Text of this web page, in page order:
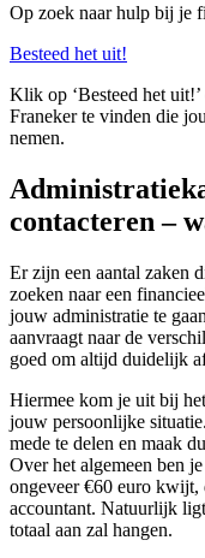
Op zoek naar hulp bij je
Besteed het uit!
Klik op ‘Besteed het
Franeker te vinden die
nemen.
contacteren –
Er zijn een aantal zaken
zoeken naar een
jouw administratie te
aanvraagt naar de
goed om altijd duidelijk
Hiermee kom je uit bij
jouw persoonlijke
mede te delen en maak
Over het algemeen ben
ongeveer €60 euro kwijt,
accountant. Natuurlijk
totaal aan zal hangen.